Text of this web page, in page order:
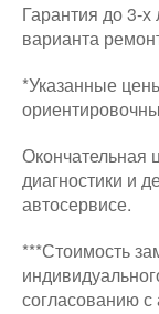
Гарантия до 3-
варианта
*Указанные
Окончательная
диагностики и
автосервисе.
***Стоимость
согласованию